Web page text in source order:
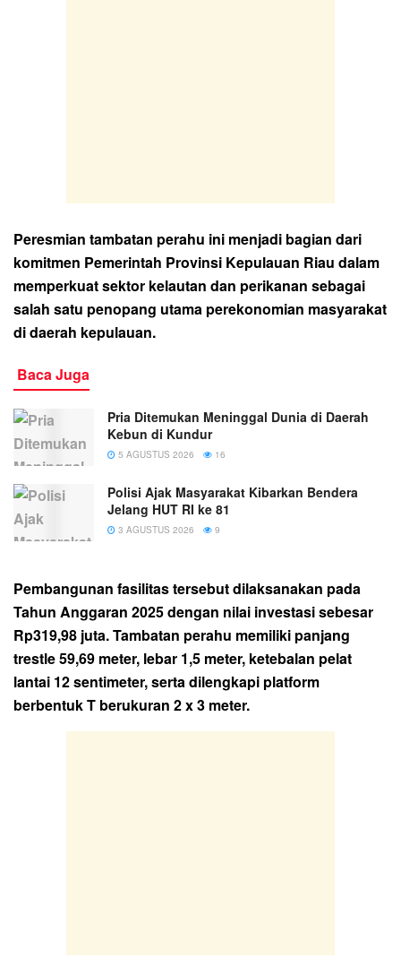
Peresmian tambatan perahu ini menjadi bagian dari
komitmen Pemerintah Provinsi Kepulauan Riau dalam
memperkuat sektor kelautan dan perikanan sebagai
salah satu penopang utama perekonomian masyarakat
di daerah kepulauan.
Baca Juga
Pria Ditemukan Meninggal Dunia di Daerah
Kebun di Kundur
5 AGUSTUS 2026 16
Polisi Ajak Masyarakat Kibarkan Bendera
Jelang HUT RI ke 81
3 AGUSTUS 2026 9
Pembangunan fasilitas tersebut dilaksanakan pada
Tahun Anggaran 2025 dengan nilai investasi sebesar
Rp319,98 juta. Tambatan perahu memiliki panjang
trestle 59,69 meter, lebar 1,5 meter, ketebalan pelat
lantai 12 sentimeter, serta dilengkapi platform
berbentuk T berukuran 2 x 3 meter.